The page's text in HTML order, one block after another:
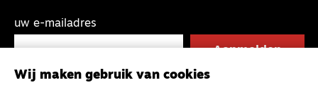
uw e-mailadres
Wij maken gebruik van cookies